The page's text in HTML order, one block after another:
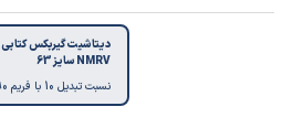
دیتاشیت گیربکس کتابی
NMRV سایز 63
نسبت تبدیل 10 با فریم 90